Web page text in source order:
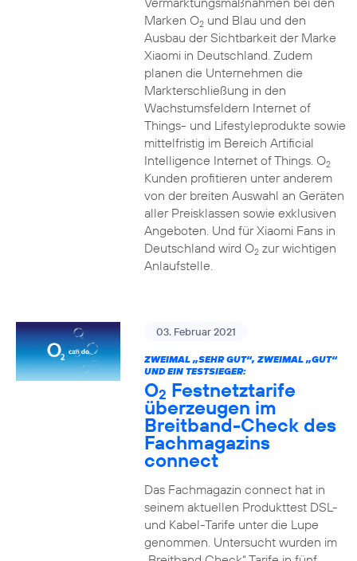
Marken O2und Blau und den
Ausbau der Sichtbarkeit der Marke
Xiaomi in Deutschland. Zudem
planen die Unternehmen die
Markterschließung in den
Wachstumsfeldern Internet of
Things- und Lifestyleprodukte sowie
mittelfristig im Bereich Artificial
Intelligence Internet of Things. O2
Kunden profitieren unter anderem
von der breiten Auswahl an Geräten
aller Preisklassen sowie exklusiven
Angeboten. Und für Xiaomi Fans in
Deutschland wird O2zur wichtigen
Anlaufstelle.
03. Februar 2021
ZWEIMAL „SEHR GUT“, ZWEIMAL „GUT“
UND EIN TESTSIEGER:
O2 Festnetztarife
überzeugen im
Breitband-Check des
Fachmagazins
connect
Das Fachmagazin connect hat in
seinem aktuellen Produkttest DSL-
und Kabel-Tarife unter die Lupe
genommen. Untersucht wurden im